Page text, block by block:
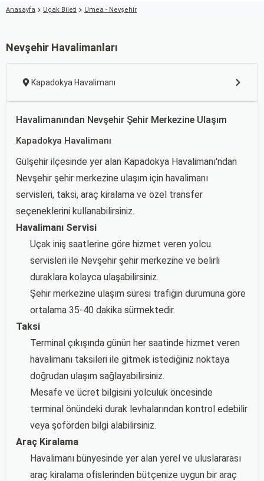
Anasayfa Uçak Bileti Umea - Nevşehir
Nevşehir Havalimanları
Kapadokya Havalimanı
Havalimanından Nevşehir Şehir Merkezine Ulaşım
Kapadokya Havalimanı
Gülşehir ilçesinde yer alan Kapadokya Havalimanı'ndan
Nevşehir şehir merkezine ulaşım için havalimanı
servisleri, taksi, araç kiralama ve özel transfer
seçeneklerini kullanabilirsiniz.
Havalimanı Servisi
Uçak iniş saatlerine göre hizmet veren yolcu
servisleri ile Nevşehir şehir merkezine ve belirli
duraklara kolayca ulaşabilirsiniz.
Şehir merkezine ulaşım süresi trafiğin durumuna göre
ortalama 35-40 dakika sürmektedir.
Taksi
Terminal çıkışında günün her saatinde hizmet veren
havalimanı taksileri ile gitmek istediğiniz noktaya
doğrudan ulaşım sağlayabilirsiniz.
Mesafe ve ücret bilgisini yolculuk öncesinde
terminal önündeki durak levhalarından kontrol edebilir
veya şoförden bilgi alabilirsiniz.
Araç Kiralama
Havalimanı bünyesinde yer alan yerel ve uluslararası
araç kiralama ofislerinden bütçenize uygun bir araç